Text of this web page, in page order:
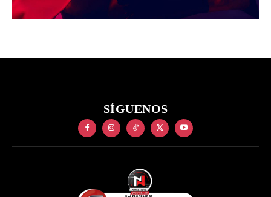
SÍGUENOS